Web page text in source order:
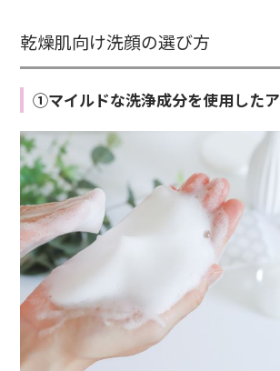
乾燥肌向け洗顔の選び方
①マイルドな洗浄成分を使用した